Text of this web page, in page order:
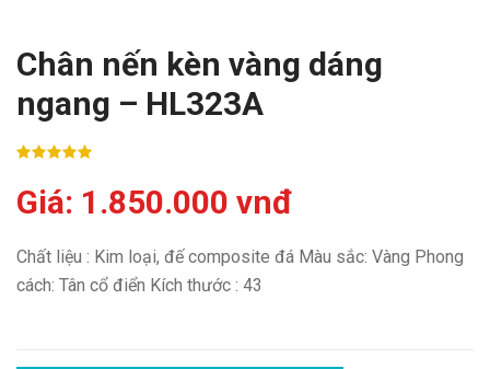
Chân nến kèn vàng dáng
ngang – HL323A
Giá: 1.850.000 vnđ
Chất liệu : Kim loại, đế composite đá Màu sắc: Vàng Phong
cách: Tân cổ điển Kích thước : 43